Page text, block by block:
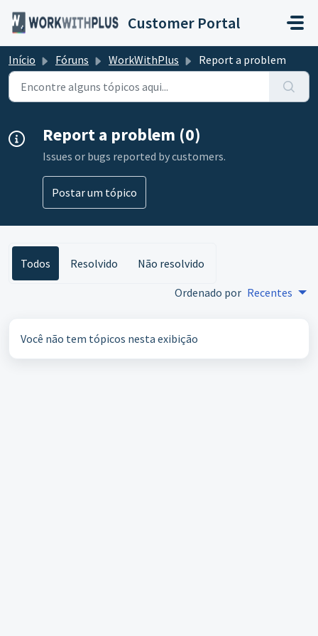
Customer Portal
Início Fóruns WorkWithPlus Report a problem
Report a problem (0)
Issues or bugs reported by customers.
Postar um tópico
Todos Resolvido Não resolvido
Ordenado por Recentes
Você não tem tópicos nesta exibição